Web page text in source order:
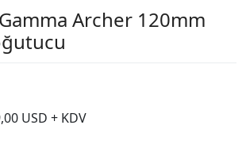
Archer 120mm
USD + KDV